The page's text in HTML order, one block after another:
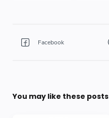
You may like these posts